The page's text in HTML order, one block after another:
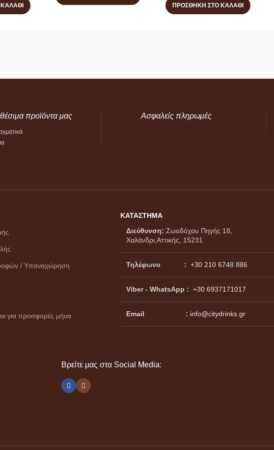
ΠΡΟΣΘΉΚΗ ΣΤΟ ΚΑΛΆΘΙ
προϊόντα μας Ασφαλείς πληρωμές
/ Υπαναχώρηση
για προσφορές μήνα
ΚΑΤΑΣΤΗΜΑ
Διεύθυνση: Ζωοδόχου Πηγής 18,
Χαλάνδρι,Αττικής, 15231
Τηλέφωνο : +30 210 6748 886
Viber - WhatsApp : +30 6937171017
Email : info@citydrinks.gr
Βρείτε μας στα Social Media: